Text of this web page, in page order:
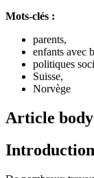
Mots-clés :
parents,
enfants avec
politiques
Suisse,
Norvège
Article body
Introduction